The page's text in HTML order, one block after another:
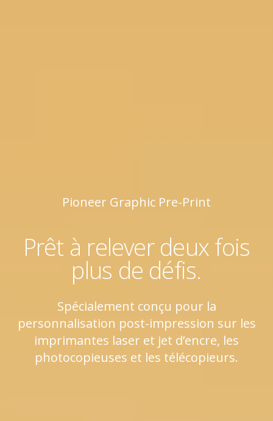
Pioneer Graphic Pre-Print
Prêt à relever deux fois
plus de défis.
Spécialement conçu pour la
personnalisation post-impression sur les
imprimantes laser et jet d’encre, les
photocopieuses et les télécopieurs.